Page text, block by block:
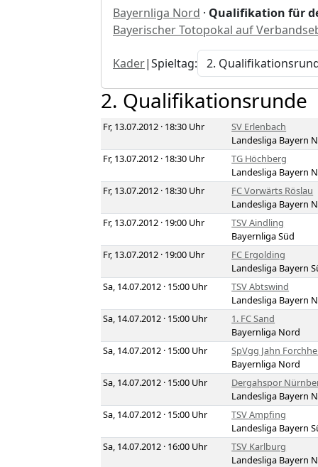
Bayernliga Nord · Qualifikation für
Bayerischer Totopokal auf
Kader|Spieltag:
2. Qualifikationsrunde
Fr, 13.07.2012 · 18:30 Uhr
SV Erlenbach
Landesliga Bayern
Fr, 13.07.2012 · 18:30 Uhr
TG Höchberg
Landesliga Bayern
Fr, 13.07.2012 · 18:30 Uhr
FC Vorwärts Röslau
Landesliga Bayern
Fr, 13.07.2012 · 19:00 Uhr
TSV Aindling
Bayernliga Süd
Fr, 13.07.2012 · 19:00 Uhr
FC Ergolding
Landesliga Bayern
Sa, 14.07.2012 · 15:00 Uhr
TSV Abtswind
Landesliga Bayern
Sa, 14.07.2012 · 15:00 Uhr
1. FC Sand
Bayernliga Nord
Sa, 14.07.2012 · 15:00 Uhr
SpVgg Jahn
Bayernliga Nord
Sa, 14.07.2012 · 15:00 Uhr
Dergahspor
Landesliga Bayern
Sa, 14.07.2012 · 15:00 Uhr
TSV Ampfing
Landesliga Bayern
Sa, 14.07.2012 · 16:00 Uhr
TSV Karlburg
Landesliga Bayern